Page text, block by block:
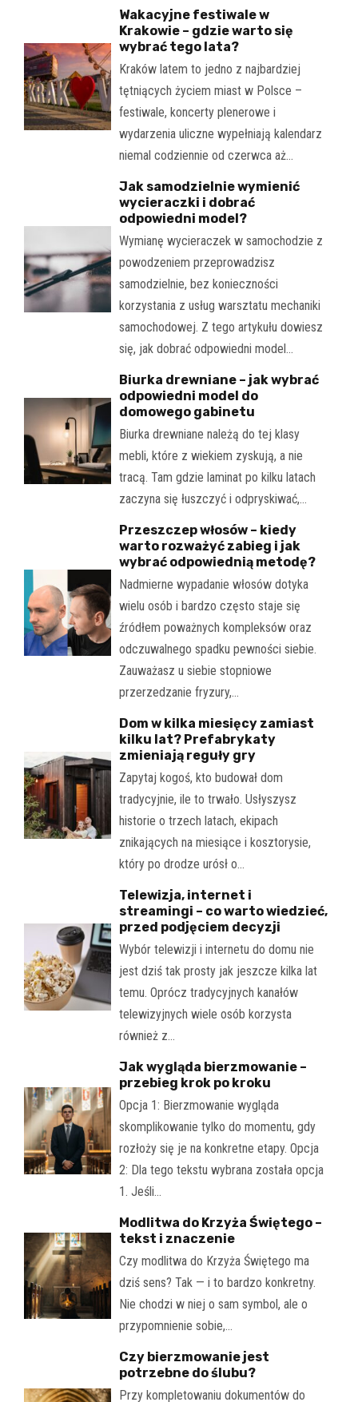
Wakacyjne festiwale w
Krakowie – gdzie warto się
wybrać tego lata?
Kraków latem to jedno z najbardziej
tętniących życiem miast w Polsce –
festiwale, koncerty plenerowe i
wydarzenia uliczne wypełniają kalendarz
niemal codziennie od czerwca aż…
Jak samodzielnie wymienić
wycieraczki i dobrać
odpowiedni model?
Wymianę wycieraczek w samochodzie z
powodzeniem przeprowadzisz
samodzielnie, bez konieczności
korzystania z usług warsztatu mechaniki
samochodowej. Z tego artykułu dowiesz
się, jak dobrać odpowiedni model…
Biurka drewniane – jak wybrać
odpowiedni model do
domowego gabinetu
Biurka drewniane należą do tej klasy
mebli, które z wiekiem zyskują, a nie
tracą. Tam gdzie laminat po kilku latach
zaczyna się łuszczyć i odpryskiwać,…
Przeszczep włosów – kiedy
warto rozważyć zabieg i jak
wybrać odpowiednią metodę?
Nadmierne wypadanie włosów dotyka
wielu osób i bardzo często staje się
źródłem poważnych kompleksów oraz
odczuwalnego spadku pewności siebie.
Zauważasz u siebie stopniowe
przerzedzanie fryzury,…
Dom w kilka miesięcy zamiast
kilku lat? Prefabrykaty
zmieniają reguły gry
Zapytaj kogoś, kto budował dom
tradycyjnie, ile to trwało. Usłyszysz
historie o trzech latach, ekipach
znikających na miesiące i kosztorysie,
który po drodze urósł o…
Telewizja, internet i
streamingi – co warto wiedzieć,
przed podjęciem decyzji
Wybór telewizji i internetu do domu nie
jest dziś tak prosty jak jeszcze kilka lat
temu. Oprócz tradycyjnych kanałów
telewizyjnych wiele osób korzysta
również z…
Jak wygląda bierzmowanie –
przebieg krok po kroku
Opcja 1: Bierzmowanie wygląda
skomplikowanie tylko do momentu, gdy
rozłoży się je na konkretne etapy. Opcja
2: Dla tego tekstu wybrana została opcja
1. Jeśli…
Modlitwa do Krzyża Świętego –
tekst i znaczenie
Czy modlitwa do Krzyża Świętego ma
dziś sens? Tak — i to bardzo konkretny.
Nie chodzi w niej o sam symbol, ale o
przypomnienie sobie,…
Czy bierzmowanie jest
potrzebne do ślubu?
Przy kompletowaniu dokumentów do